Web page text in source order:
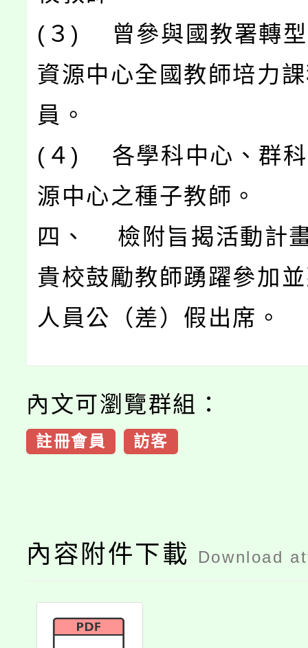
(３) 曾參與國教署轉型
資源中心全國教師培力
員。
(４) 各學科中心、群科
源中心之種子教師。
四、 檢附旨揭活動計
貴校鼓勵教師踴躍參加
人員公（差）假出席。
內文可瀏覽群組：
註冊會員 訪客
內容附件下載 Download